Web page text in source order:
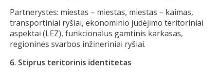
Partnerystės: miestas – miestas, miestas – kaimas,
transportiniai ryšiai, ekonominio judėjimo teritoriniai
aspektai (LEZ), funkcionalus gamtinis karkasas,
regioninės svarbos inžineriniai ryšiai.
6. Stiprus teritorinis identitetas